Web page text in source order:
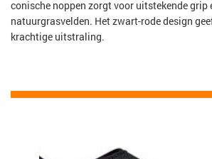
conische noppen zorgt voor uitstekende grip
natuurgrasvelden. Het zwart-rode design
krachtige uitstraling.